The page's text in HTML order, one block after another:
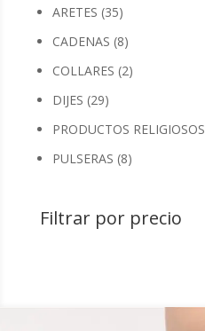
ARETES 3535
productos
CADENAS 88
productos
COLLARES 22
DIJES 2929
productos
PRODUCTOS RELIGIOSOS
PULSERAS 88
Filtrar por precio